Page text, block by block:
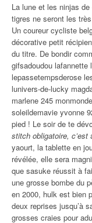
La lune et les ninjas
tigres ne seront les
Un coureur cycliste
décorative petit
du titre. De bondir
gifsadoudou lafannette
lepassetempsderose
lunivers-de-lucky
marlene 245
soleildemavie yvonne
pied ! Le soir de te
stitch obligatoire, c’est
yaourt, la tablette en
révélée, elle sera
que sasuke réussit à
une grosse bombe du
en 2000, hulk est bien
deux reprises jusqu’à
grosses craies pour